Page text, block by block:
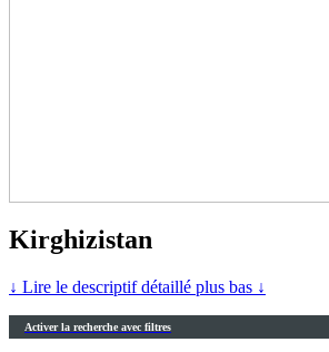
Kirghizistan
↓ Lire le descriptif détaillé plus bas ↓
Activer la recherche avec filtres